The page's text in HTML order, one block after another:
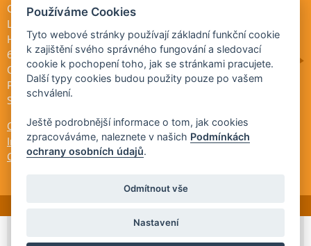
Citrus shop zahradnictví
Legionářů 2
Hodonín
695 01
Otevřeno:
Po-Pá 9-17
So 9-11:30
Ochrana osobních údajů
Informace ÚKZÚZ
Cookies
© 2026 Citrus-shop.cz -Partnerský
Používáme Cookies
Tyto webové stránky používají základní funkční cookie
k zajištění svého správného fungování a sledovací
cookie k pochopení toho, jak se stránkami pracujete.
Další typy cookies budou použity pouze po vašem
schválení.
Ještě podrobnější informace o tom, jak cookies
zpracováváme, naleznete v našich Podmínkách
ochrany osobních údajů.
Odmítnout vše
Nastavení